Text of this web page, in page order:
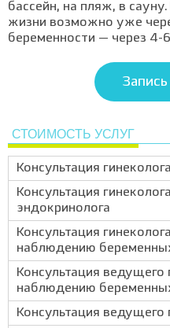
бассейн, на пляж, в
жизни возможно уже
беременности — через 4-
СТОИМОСТЬ УСЛУГ
Консультация гинеколога
Консультация
эндокринолога
Консультация
наблюдению
Консультация ведущего
наблюдению
Консультация ведущего